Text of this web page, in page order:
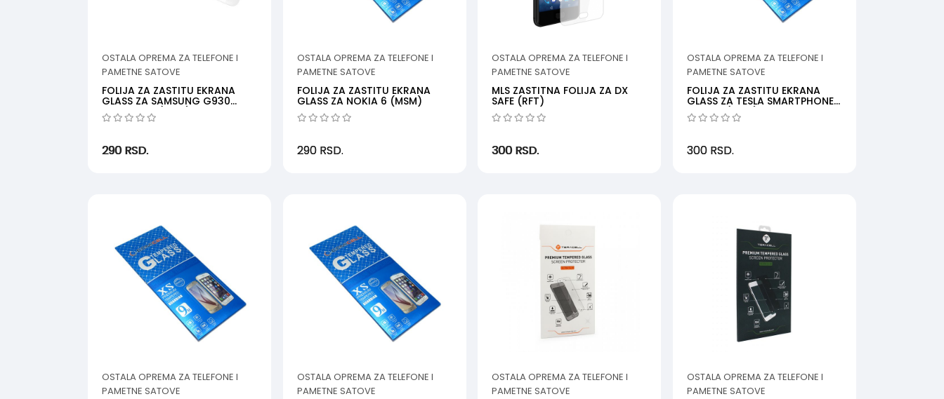
OSTALA OPREMA ZA TELEFONE I
PAMETNE SATOVE
FOLIJA ZA ZASTITU EKRANA
GLASS ZA SAMSUNG G930
GALAXY S7 (MSM)
290RSD.
OSTALA OPREMA ZA TELEFONE I
PAMETNE SATOVE
FOLIJA ZA ZASTITU EKRANA
GLASS ZA NOKIA 6 (MSM)
290 RSD.
OSTALA OPREMA ZA TELEFONE I
PAMETNE SATOVE
MLS ZASTITNA FOLIJA ZA DX
SAFE (RFT)
300RSD.
OSTALA OPREMA ZA TELEFONE I
PAMETNE SATOVE
FOLIJA ZA ZASTITU EKRANA
GLASS ZA TESLA SMARTPHONE
6.2 LITE (MSM)
300 RSD.
OSTALA OPREMA ZA TELEFONE I
PAMETNE SATOVE
OSTALA OPREMA ZA TELEFONE I
PAMETNE SATOVE
OSTALA OPREMA ZA TELEFONE I
PAMETNE SATOVE
OSTALA OPREMA ZA TELEFONE I
PAMETNE SATOVE